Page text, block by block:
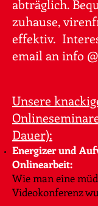
abträglich.
zuhause,
effektiv.
email an info
Unsere
Dauer):
Energizer und
Onlinearbeit:
Wie man eine
Videokonferenz